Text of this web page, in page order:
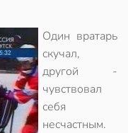
Один вратарь
скучал,
другой -
чувствовал
себя
несчастным.